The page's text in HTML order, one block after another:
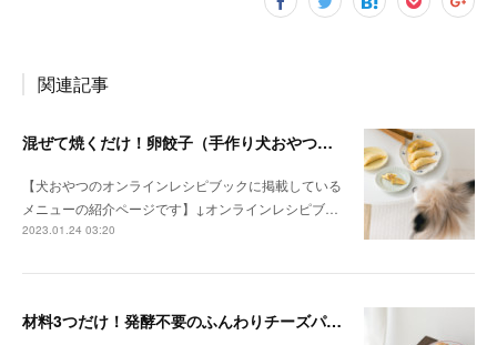
関連記事
混ぜて焼くだけ！卵餃子（手作り犬おやつレシピ）
【犬おやつのオンラインレシピブックに掲載している
メニューの紹介ページです】↓オンラインレシピブ…
2023.01.24 03:20
材料3つだけ！発酵不要のふんわりチーズパン（手作り犬おやつレシピ）